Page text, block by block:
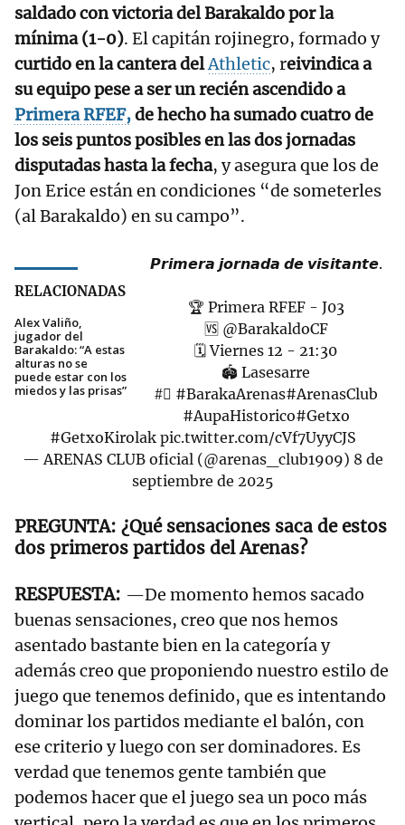
saldado con victoria del Barakaldo por la
mínima (1-0). El capitán rojinegro, formado y
curtido en la cantera delAthletic, reivindica a
su equipo pese a ser un recién ascendido a
Primera RFEF,de hecho ha sumado cuatro de
los seis puntos posibles en las dos jornadas
disputadas hasta la fecha, y asegura que los de
Jon Erice están en condiciones “de someterles
(al Barakaldo) en su campo”.
RELACIONADAS
Alex Valiño,
jugador del
Barakaldo: “A estas
alturas no se
puede estar con los
miedos y las prisas”
𝙋𝙧𝙞𝙢𝙚𝙧𝙖 𝙟𝙤𝙧𝙣𝙖𝙙𝙖 𝙙𝙚 𝙫𝙞𝙨𝙞𝙩𝙖𝙣𝙩𝙚.
🏆 Primera RFEF - J03
🆚 @BarakaldoCF
🗓️ Viernes 12 - 21:30
🏟️ Lasesarre
#⃣ #BarakaArenas#ArenasClub
#AupaHistorico#Getxo
#GetxoKirolak pic.twitter.com/cVf7UyyCJS
— ARENAS CLUB oficial (@arenas_club1909) 8 de
septiembre de 2025
¿Qué sensaciones saca de estos
dos primeros partidos del Arenas?
—De momento hemos sacado
buenas sensaciones, creo que nos hemos
asentado bastante bien en la categoría y
además creo que proponiendo nuestro estilo de
juego que tenemos definido, que es intentando
dominar los partidos mediante el balón, con
ese criterio y luego con ser dominadores. Es
verdad que tenemos gente también que
podemos hacer que el juego sea un poco más